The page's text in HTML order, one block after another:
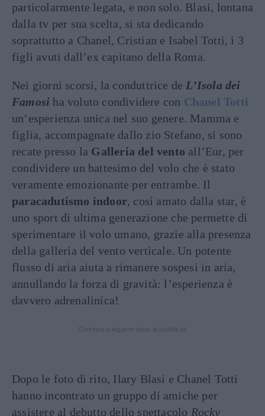
particolarmente legata, e non solo. Blasi, lontana
dalla tv per sua scelta, si sta dedicando
soprattutto a Chanel, Cristian e Isabel Totti, i 3
figli avuti dall’ex capitano della Roma.
Nei giorni scorsi, la conduttrice de L’Isola dei
Famosi ha voluto condividere con Chanel Totti
un’esperienza unica nel suo genere. Mamma e
figlia, accompagnate dallo zio Stefano, si sono
recate presso la Galleria del vento all’Eur, per
condividere un battesimo del volo che è stato
veramente emozionante per entrambe. Il
paracadutismo indoor, così amato dalla star, è
uno sport di ultima generazione che permette di
sperimentare il volo umano, grazie alla presenza
della galleria del vento verticale. Un potente
flusso di aria aiuta a rimanere sospesi in aria,
annullando la forza di gravità: l’esperienza è
davvero adrenalinica!
Dopo le foto di rito, Ilary Blasi e Chanel Totti
hanno incontrato un gruppo di amiche per
assistere al debutto dello spettacolo Rocky